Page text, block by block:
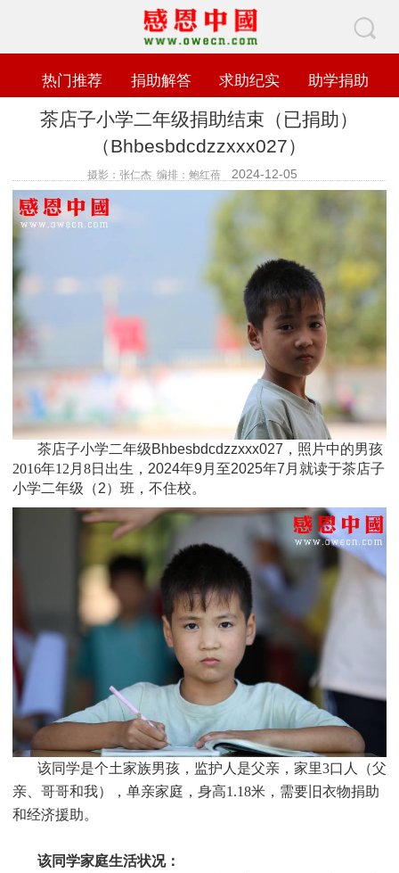
热门推荐 捐助解答 求助纪实 助学捐助
茶店子小学二年级捐助结束（已捐助）
（Bhbesbdcdzzxxx027）
摄影：张仁杰 编排：鲍红蓓 2024-12-05
查看数
茶店子小学二年级Bhbesbdcdzzxxx027，照片中的男孩
2016年12月8日 出生， 2024年9月至2025年7月就读于茶店子
小学二年级（2）班，不住校。
该同学是个土家族男孩，监护人是父亲，家里3口人（父
亲、哥哥和我），单亲家庭，身高1.18米，需要旧衣物捐助
和经济援助。
该同学家庭生活状况：